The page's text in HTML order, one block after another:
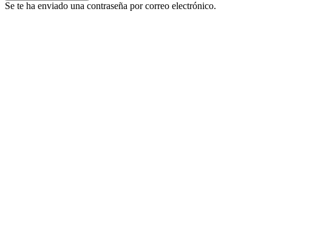
Se te ha enviado una contraseña por correo electrónico.